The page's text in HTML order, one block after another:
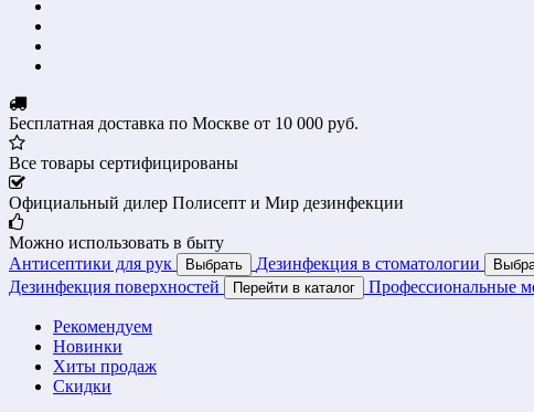
Бесплатная доставка по Москве от 10 000 руб.
Все товары сертифицированы
Официальный дилер Полисепт и Мир дезинфекции
Можно использовать в быту
Антисептики для рук
Выбрать Дезинфекция в стоматологии
Дезинфекция поверхностей Перейти в каталог Профессиональные
Рекомендуем
Новинки
Хиты продаж
Скидки